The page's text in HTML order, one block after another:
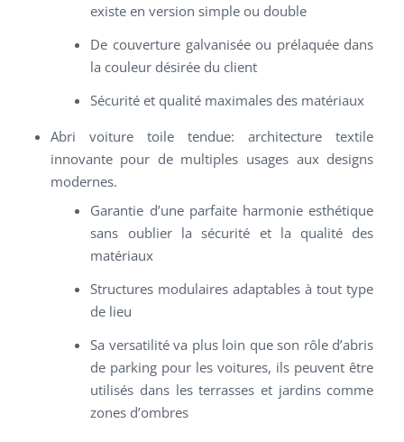
existe en version simple ou double
De couverture galvanisée ou prélaquée dans
la couleur désirée du client
Sécurité et qualité maximales des matériaux
Abri voiture toile tendue: architecture textile
innovante pour de multiples usages aux designs
modernes.
Garantie d’une parfaite harmonie esthétique
sans oublier la sécurité et la qualité des
matériaux
Structures modulaires adaptables à tout type
de lieu
Sa versatilité va plus loin que son rôle d’abris
de parking pour les voitures, ils peuvent être
utilisés dans les terrasses et jardins comme
zones d’ombres